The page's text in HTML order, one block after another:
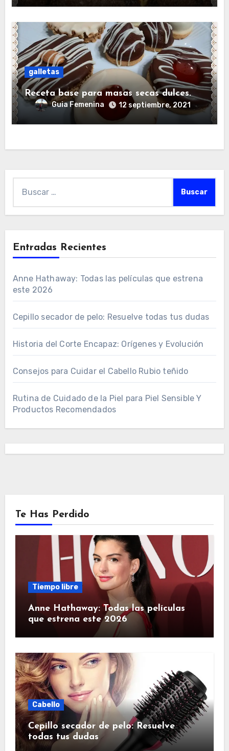
galletas
Receta base para masas secas dulces.
Guia Femenina 12 septiembre, 2021
Entradas Recientes
Anne Hathaway: Todas las películas que estrena
este 2026
Cepillo secador de pelo: Resuelve todas tus dudas
Historia del Corte Encapaz: Orígenes y Evolución
Consejos para Cuidar el Cabello Rubio teñido
Rutina de Cuidado de la Piel para Piel Sensible Y
Productos Recomendados
Te Has Perdido
Tiempo libre
Anne Hathaway: Todas las películas
que estrena este 2026
Cabello
Cepillo secador de pelo: Resuelve
todas tus dudas